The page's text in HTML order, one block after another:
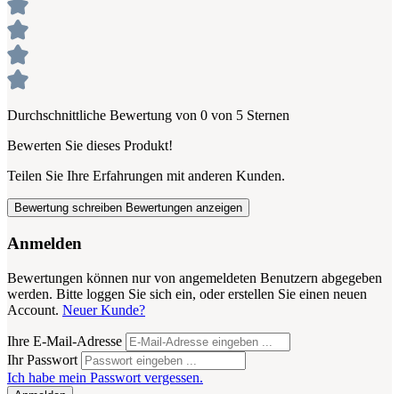
Durchschnittliche Bewertung von 0 von 5 Sternen
Bewerten Sie dieses Produkt!
Teilen Sie Ihre Erfahrungen mit anderen Kunden.
Bewertung schreiben Bewertungen anzeigen
Anmelden
Bewertungen können nur von angemeldeten Benutzern abgegeben
werden. Bitte loggen Sie sich ein, oder erstellen Sie einen neuen
Account. Neuer Kunde?
Ihre E-Mail-Adresse
Ihr Passwort
Ich habe mein Passwort vergessen.